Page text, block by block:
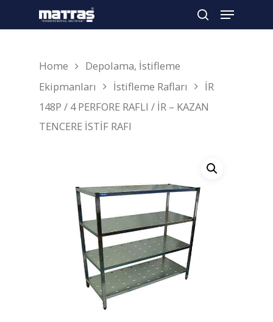
Arama yapmak için enter'a basın
Home
Depolama, İstifleme
Ekipmanları
İstifleme Rafları
İR
148P / 4 PERFORE RAFLI / İR – KAZAN
TENCERE İSTİF RAFI